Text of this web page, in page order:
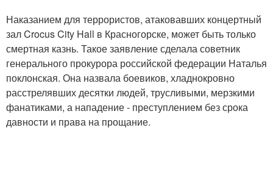
Наказанием для террористов, атаковавших концертный
зал Crocus City Hall в Красногорске, может быть только
смертная казнь. Такое заявление сделала советник
генерального прокурора российской федерации Наталья
поклонская. Она назвала боевиков, хладнокровно
расстрелявших десятки людей, трусливыми, мерзкими
фанатиками, а нападение - преступлением без срока
давности и права на прощание.